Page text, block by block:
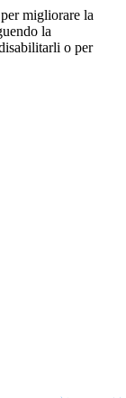
migliorare la
la
o per